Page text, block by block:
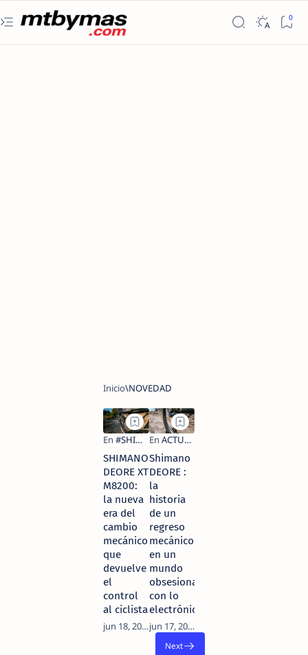
SHIMANO
DEORE XT
M8200:
la nueva
era del
cambio
mecánico
que
devuelve
el
control
al ciclista
Shimano
DEORE :
la
historia
de un
regreso
mecánico
en un
mundo
obsesionado
con lo
electrónico